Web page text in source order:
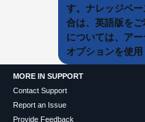
す。ナレッジベ
合は、英語版を
については、ア
オプションを使用
MORE IN SUPPORT
Contact Support
Report an Issue
Provide Feedback